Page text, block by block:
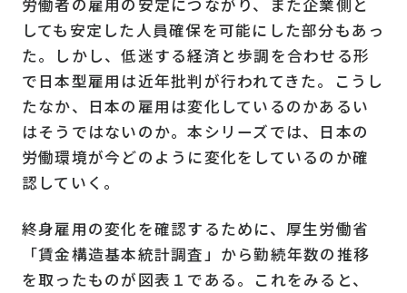
しても安定した人員確保を可能にした部分もあっ
た。しかし、低迷する経済と歩調を合わせる形
で日本型雇用は近年批判が行われてきた。こうし
たなか、日本の雇用は変化しているのかあるい
はそうではないのか。本シリーズでは、日本の
労働環境が今どのように変化をしているのか確
認していく。
終身雇用の変化を確認するために、厚生労働省
「賃金構造基本統計調査」から勤続年数の推移
を取ったものが図表１である。これをみると、